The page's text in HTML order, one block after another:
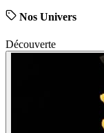
Nos Univers
Découverte